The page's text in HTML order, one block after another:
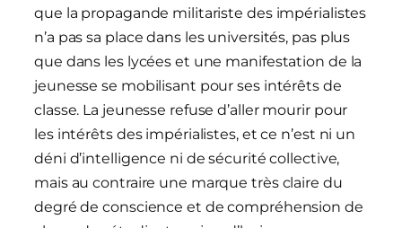
que la propagande militariste des impérialistes
n’a pas sa place dans les universités, pas plus
que dans les lycées et une manifestation de la
jeunesse se mobilisant pour ses intérêts de
classe. La jeunesse refuse d’aller mourir pour
les intérêts des impérialistes, et ce n’est ni un
déni d’intelligence ni de sécurité collective,
mais au contraire une marque très claire du
degré de conscience et de compréhension de